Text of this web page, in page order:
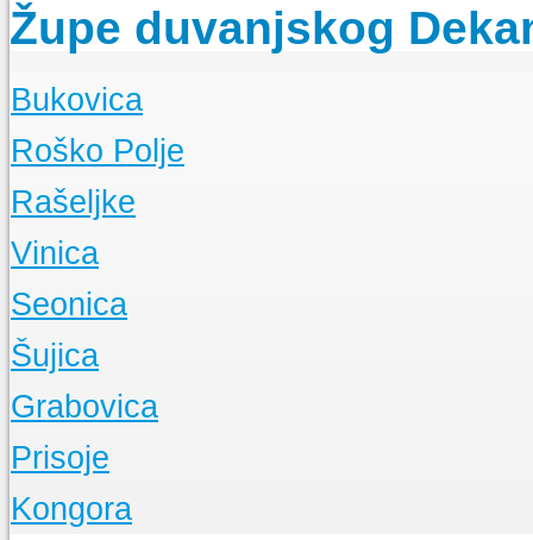
Župe duvanjskog
Bukovica
O Župi
Događanja
Roško Polje
O Župi
Događanja
Rašeljke
O Župi
Događanja
Vinica
O Župi
Događanja
Seonica
O Župi
Događanja
Šujica
O Župi
Događanja
Grabovica
O Župi
Događanja
Prisoje
Događanja
Kongora